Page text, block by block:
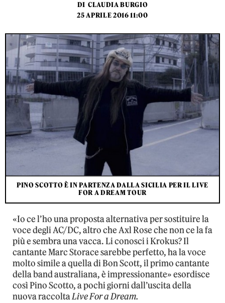
DI CLAUDIA BURGIO
25 APRILE 2016 11:00
PINO SCOTTO È IN PARTENZA DALLA SICILIA PER IL LIVE
FOR A DREAM TOUR
«Io ce l’ho una proposta alternativa per sostituire la
voce degli AC/DC, altro che Axl Rose che non ce la fa
più e sembra una vacca. Li conosci i Krokus? Il
cantante Marc Storace sarebbe perfetto, ha la voce
molto simile a quella di Bon Scott, il primo cantante
della band australiana, è impressionante» esordisce
così Pino Scotto, a pochi giorni dall’uscita della
nuova raccoltaLive For a Dream.